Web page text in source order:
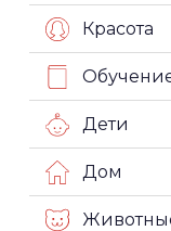
Красота
Дети
Дом